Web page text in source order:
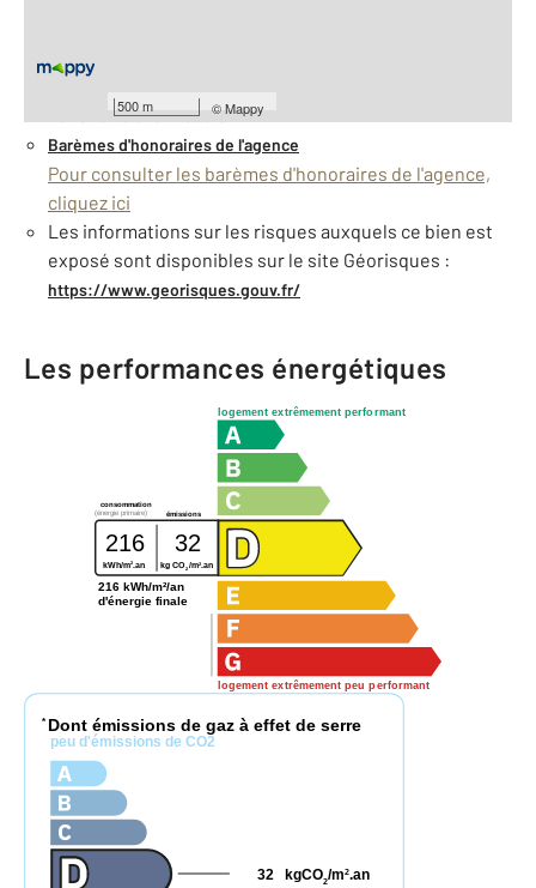
500 m ©Mappy
À savoir
Taxe foncière : 1956 €
Barèmes d'honoraires de l'agence
Pour consulter les barèmes d'honoraires de l'agence,
cliquez ici
Les informations sur les risques auxquels ce bien est
exposé sont disponibles sur le site Géorisques :
https://www.georisques.gouv.fr/
Les performances énergétiques
logement extrêmement performant
logement extrêmement peu performant
consommation
émissions
(énergie primaire)
216 32
kWh/m2.an kg CO2 /m2 .an
216 kWh/m²/an
d'énergie finale
* Dont émissions de gaz à effet de serre
peu d'émissions de CO2
kgCO2/m2.an
32